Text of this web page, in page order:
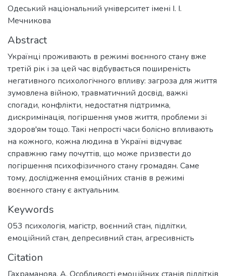
Одеський національний університет імені І. І.
Мечникова
Abstract
Українці проживають в режимі воєнного стану вже
третій рік і за цей час відбувається поширеність
негативного психологічного впливу: загроза для життя
зумовлена війною, травматичний досвід, важкі
спогади, конфлікти, недостатня підтримка,
дискримінація, погіршення умов життя, проблеми зі
здоров'ям тощо. Такі непрості часи болісно впливають
на кожного, кожна людина в Україні відчуває
справжню гаму почуттів, що може призвести до
погіршення психофізичного стану громадян. Саме
тому, дослідження емоційних станів в режимі
воєнного стану є актуальним.
Keywords
053 психологія, магістр, воєнний стан, підлітки,
емоційний стан, депресивний стан, агресивність
Citation